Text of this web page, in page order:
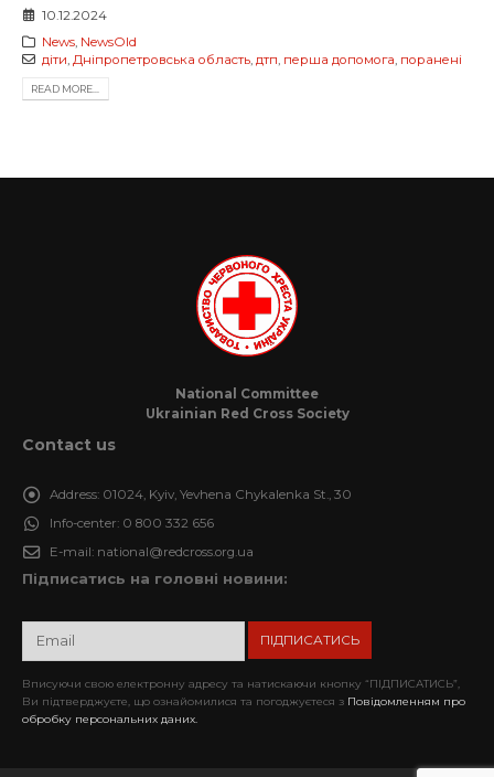
10.12.2024
News, NewsOld
діти Дніпропетровська область, дтп перша допомога поранені
READ MORE...
National Committee
Ukrainian Red Cross Society
Contact us
Address: 01024, Kyiv, Yevhena Chykalenka St., 30
Info-center: 0 800 332 656
E-mail: national@redcross.org.ua
Підписатись на головні новини:
Вписуючи свою електронну адресу та натискаючи кнопку “ПІДПИСАТИСЬ”,
Ви підтверджуєте, що ознайомилися та погоджуєтеся з Повідомленням про
обробку персональних даних.